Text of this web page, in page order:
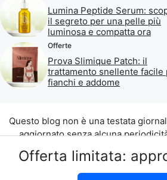
Offerta limitata:
Lumina Peptide Serum:
il segreto per una pelle più
luminosa e compatta ora
Offerte
Prova Slimique Patch: il
trattamento snellente facile
fianchi e addome
Questo blog non è una testata
aggiornato senza alcuna
considerarsi un prodotto editoriale ai
del 07.03.2001.
©2026 di Aliados Srl C.da Piana